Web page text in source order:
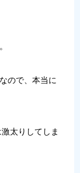
ので、本当に
太りしてしま